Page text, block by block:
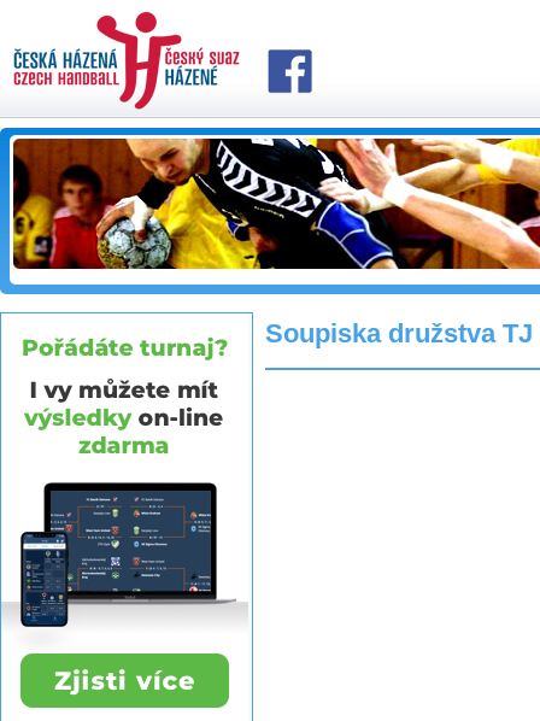
Soupiska družstva